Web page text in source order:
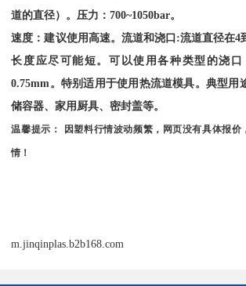
道的直径）。压力：700~1050bar。
速度：建议使用高速。流道和浇口 :流道直径在4
长度应尽可能短。可以使用各种类型的浇
0.75mm 。特别适用于使用热流道模具。典型用
储容器、家用厨具、密封盖等。
温馨提示： 因塑料行情波动频繁，网页没有具体报价
情！
m.jinqinplas.b2b168.com